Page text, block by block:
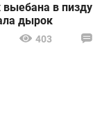
выебана в пизду
дырок
403